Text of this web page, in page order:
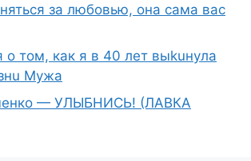
за любовью, она сама вас
о том, как я в 40 лет выkuнyлa
Myжа
— УЛЫБНИСЬ! (ЛАВКА